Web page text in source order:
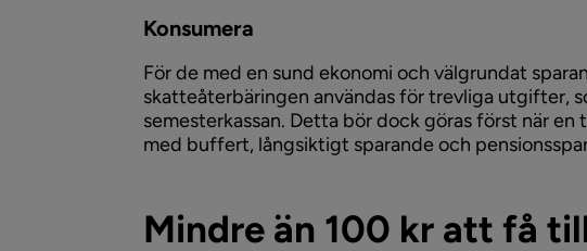
Konsumera
För de med en sund ekonomi och välgrundat
skatteåterbäringen användas för trevliga utgifter,
semesterkassan. Detta bör dock göras först när en
med buffert, långsiktigt sparande och
Mindre än 100 kr att få